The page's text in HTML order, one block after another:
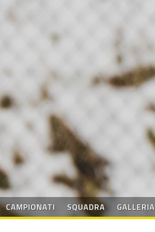
CAMPIONATI SQUADRA GALLERIA